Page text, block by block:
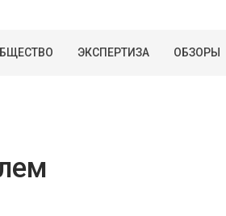
ЭКСПЕРТИЗА ОБЗОРЫ